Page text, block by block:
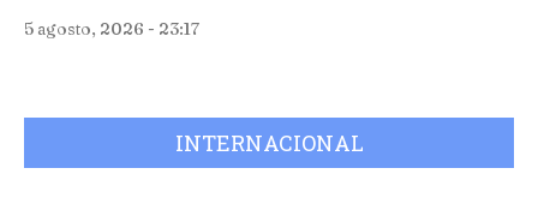
5 agosto, 2026 - 23:17
INTERNACIONAL